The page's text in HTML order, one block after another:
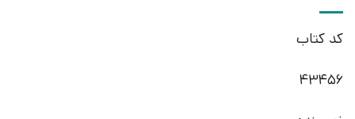
کد کتاب
43456